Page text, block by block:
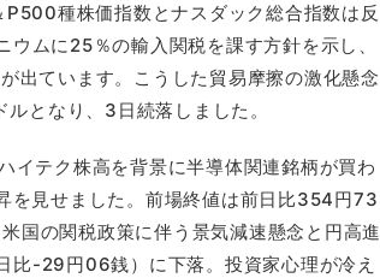
種株価指数とナスダック総合指数は反
ムに25％の輸入関税を課す方針を示し、
出ています。こうした貿易摩擦の激化懸念
となり、3日続落しました。
イテク株高を背景に半導体関連銘柄が買わ
を見せました。前場終値は前日比354円73
国の関税政策に伴う景気減速懸念と円高進
-29円06銭）に下落。投資家心理が冷え